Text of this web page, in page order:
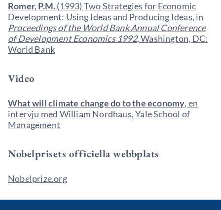
Romer, P.M.(1993) Two Strategies for Economic
Development: Using Ideas and Producing Ideas, in
Proceedings of the World Bank Annual Conference
of Development Economics 1992, Washington, DC:
World Bank
Video
What will climate change do to the economy, en
intervju med William Nordhaus, Yale School of
Management
Nobelprisets officiella webbplats
Nobelprize.org